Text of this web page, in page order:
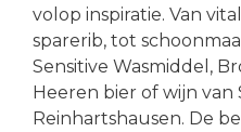
volop inspiratie. Van
sparerib, tot
Sensitive Wasmiddel,
Heeren bier of wijn van
Reinhartshausen. De